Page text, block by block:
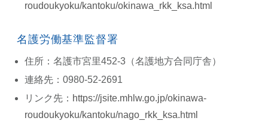
roudoukyoku/kantoku/okinawa_rkk_ksa.html
名護労働基準監督署
住所：名護市宮里452-3（名護地方合同庁舎）
連絡先：0980-52-2691
リンク先： https://jsite.mhlw.go.jp/okinawa-
roudoukyoku/kantoku/nago_rkk_ksa.html